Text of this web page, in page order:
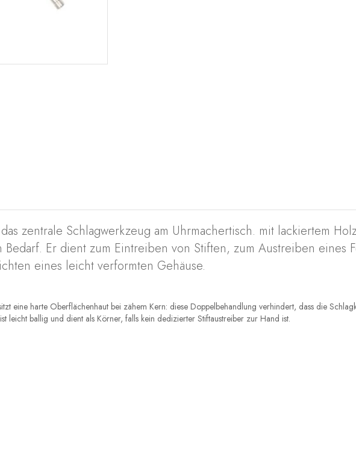
zentrale Schlagwerkzeug am Uhrmachertisch. mit lackiertem
Er dient zum Eintreiben von Stiften, zum Austreiben eines
eines leicht verformten Gehäuse.
eine harte Oberflächenhaut bei zähem Kern: diese Doppelbehandlung verhindert, dass die
leicht ballig und dient als Körner, falls kein dedizierter Stiftaustreiber zur Hand ist.